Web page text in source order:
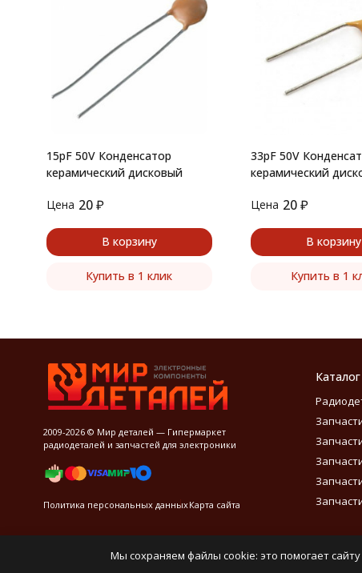
15pF 50V Конденсатор
керамический дисковый
Цена 20 ₽
В корзину
Купить в 1 клик
33pF 50V
керамический
Цена 20₽
В корзину
Купить в 1
2009-2026 © Мир деталей — Гипермаркет
радиодеталей и запчастей для электроники
Политика персональных данныхКарта сайта
Мы сохраняем файлы cookie: это помогает